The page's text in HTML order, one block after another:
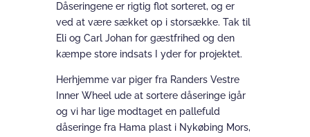
Dåseringene er rigtig flot sorteret, og er
ved at være sækket op i storsække. Tak til
Eli og Carl Johan for gæstfrihed og den
kæmpe store indsats I yder for projektet.
Herhjemme var piger fra Randers Vestre
Inner Wheel ude at sortere dåseringe igår
og vi har lige modtaget en pallefuld
dåseringe fra Hama plast i Nykøbing Mors,